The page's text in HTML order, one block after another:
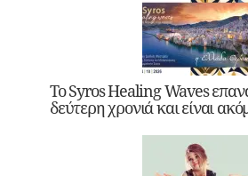
Το Syros Healing Waves
δεύτερη χρονιά και είναι